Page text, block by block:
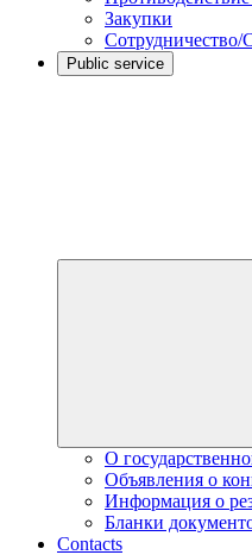
Закупки
Сотрудничество/
Public service
О
Объявления о
Информация о
Бланки
Contacts